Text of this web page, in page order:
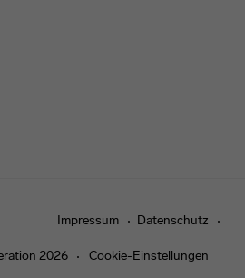
Impressum Datenschutz
2026 Cookie-Einstellungen